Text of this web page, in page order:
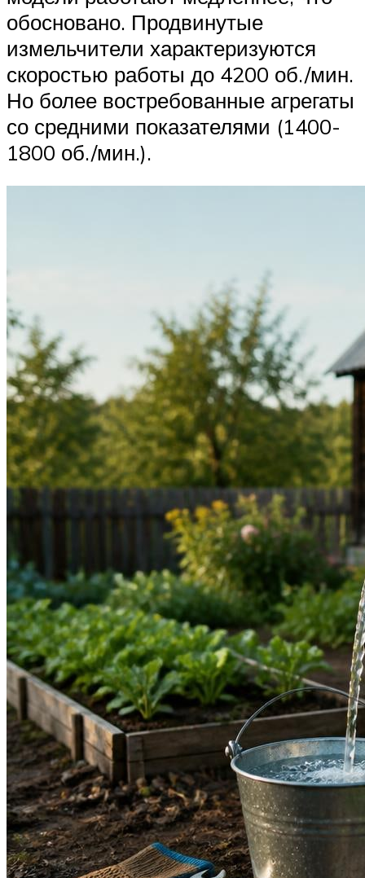
обосновано. Продвинутые
измельчители характеризуются
скоростью работы до 4200 об./мин.
Но более востребованные агрегаты
со средними показателями (1400-
1800 об./мин.).